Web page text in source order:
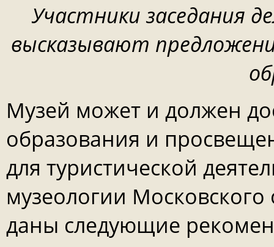
Участники заседания
высказывают
Музей может и должен
образования и
для туристической
музеологии
даны следующие